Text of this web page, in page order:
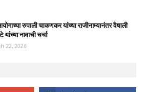
रुपाली चाकणकर यांच्या राजीनाम्यानंतर वैषाली
यांच्या नावाची चर्चा
22, 2026